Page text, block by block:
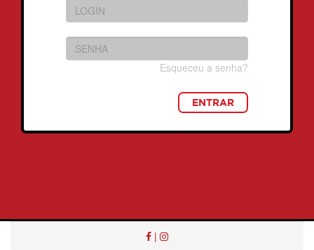
Esqueceu a senha?
ENTRAR
|